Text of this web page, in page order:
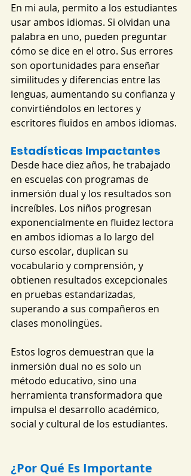
En mi aula, permito a los estudiantes
usar ambos idiomas. Si olvidan una
palabra en uno, pueden preguntar
cómo se dice en el otro. Sus errores
son oportunidades para enseñar
similitudes y diferencias entre las
lenguas, aumentando su confianza y
convirtiéndolos en lectores y
escritores fluidos en ambos idiomas.
Estadísticas Impactantes
Desde hace diez años, he trabajado
en escuelas con programas de
inmersión dual y los resultados son
increíbles. Los niños progresan
exponencialmente en fluidez lectora
en ambos idiomas a lo largo del
curso escolar, duplican su
vocabulario y comprensión, y
obtienen resultados excepcionales
en pruebas estandarizadas,
superando a sus compañeros en
clases monolingües.
Estos logros demuestran que la
inmersión dual no es solo un
método educativo, sino una
herramienta transformadora que
impulsa el desarrollo académico,
social y cultural de los estudiantes.
¿Por Qué Es Importante